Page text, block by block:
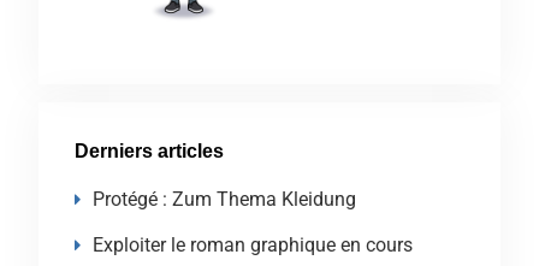
Derniers articles
Protégé : Zum Thema Kleidung
Exploiter le roman graphique en cours